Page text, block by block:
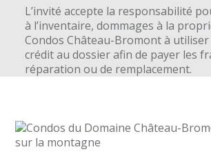
L’invité accepte la responsabilité
à l’inventaire, dommages à la
Condos Château-Bromont à utiliser
crédit au dossier afin de payer les
réparation ou de remplacement.